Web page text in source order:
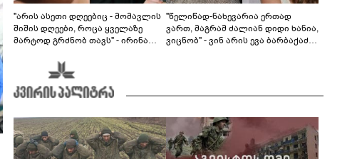
"არის ასეთი დღეებიც - მომავლის
შიშის დღეები, როცა ყველაზე
მარტოდ გრძნობ თავს" - ირინა
"წელიწად-ნახევარია ერთად
ვართ, მაგრამ ძალიან დიდი ხანია,
ვიცნობ" - ვინ არის ევა ბარბაქაძის